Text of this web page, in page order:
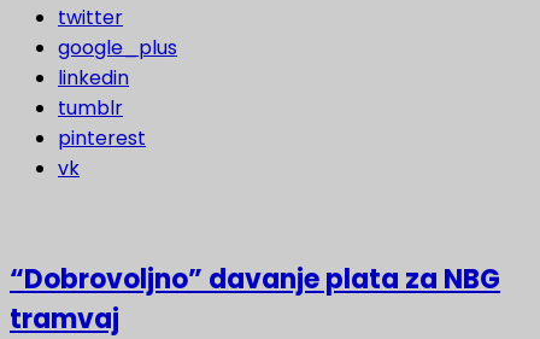
twitter
google_plus
linkedin
tumblr
pinterest
vk
“Dobrovoljno” davanje plata za NBG
tramvaj